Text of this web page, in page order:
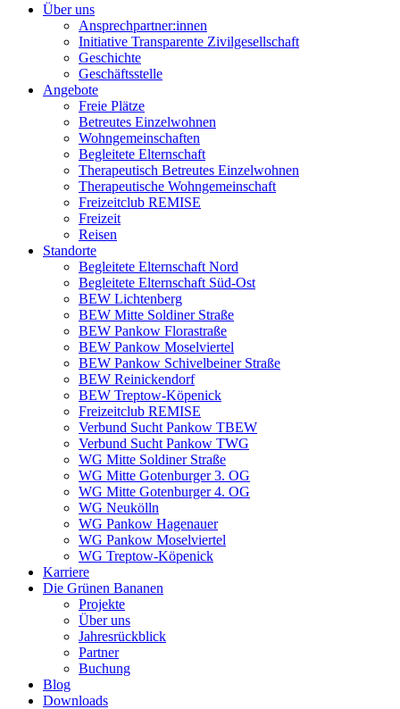
Über uns
Ansprechpartner:innen
Initiative Transparente Zivilgesellschaft
Geschichte
Geschäftsstelle
Angebote
Freie Plätze
Betreutes Einzelwohnen
Wohngemeinschaften
Begleitete Elternschaft
Therapeutisch Betreutes Einzelwohnen
Therapeutische Wohngemeinschaft
Freizeitclub REMISE
Freizeit
Reisen
Standorte
Begleitete Elternschaft Nord
Begleitete Elternschaft Süd-Ost
BEW Lichtenberg
BEW Mitte Soldiner Straße
BEW Pankow Florastraße
BEW Pankow Moselviertel
BEW Pankow Schivelbeiner Straße
BEW Reinickendorf
BEW Treptow-Köpenick
Freizeitclub REMISE
Verbund Sucht Pankow TBEW
Verbund Sucht Pankow TWG
WG Mitte Soldiner Straße
WG Mitte Gotenburger 3. OG
WG Mitte Gotenburger 4. OG
WG Neukölln
WG Pankow Hagenauer
WG Pankow Moselviertel
WG Treptow-Köpenick
Karriere
Die Grünen Bananen
Projekte
Über uns
Jahresrückblick
Partner
Buchung
Blog
Downloads